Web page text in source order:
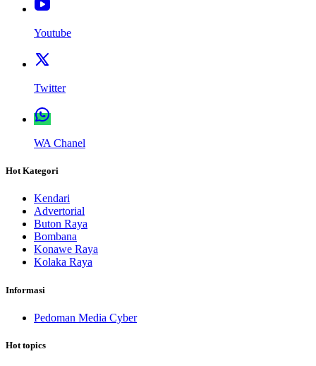
Youtube
Twitter
WA Chanel
Hot Kategori
Kendari
Advertorial
Buton Raya
Bombana
Konawe Raya
Kolaka Raya
Informasi
Pedoman Media Cyber
Hot topics